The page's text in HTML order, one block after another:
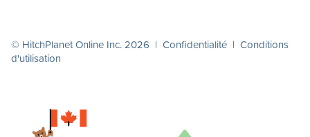
© HitchPlanet Online Inc. 2026 | Confidentialité | Conditions
d'utilisation